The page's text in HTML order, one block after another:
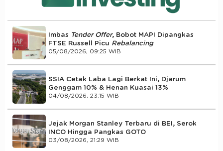
Imbas Tender Offer, Bobot MAPI Dipangkas
FTSE Russell Picu Rebalancing
05/08/2026, 09:25 WIB
SSIA Cetak Laba Lagi Berkat Ini, Djarum
Genggam 10% & Henan Kuasai 13%
04/08/2026, 23:15 WIB
Jejak Morgan Stanley Terbaru di BEI, Serok
INCO Hingga Pangkas GOTO
03/08/2026, 21:29 WIB